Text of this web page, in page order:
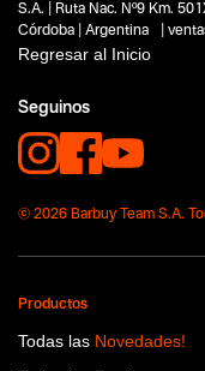
S.A. | Ruta Nac. Nº9 Km.
Córdoba | Argentina |
Regresar al Inicio
Seguinos
© 2026 Barbuy Team S.A.
Productos
Todas las Novedades!